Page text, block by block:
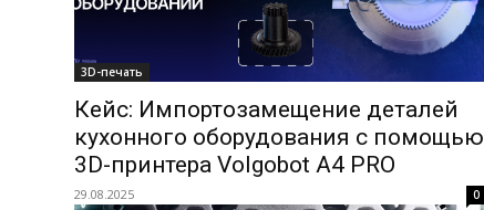
3D-печать
Кейс: Импортозамещение деталей
кухонного оборудования с помощью
3D-принтера Volgobot A4 PRO
29.08.2025 0